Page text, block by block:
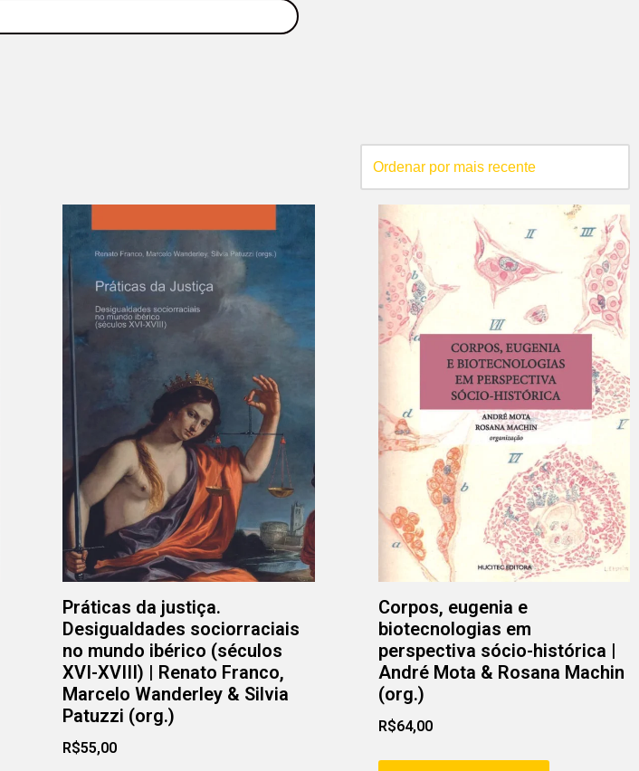
Práticas da justiça.
Desigualdades sociorraciais
no mundo ibérico (séculos
XVI-XVIII) | Renato Franco,
Marcelo Wanderley & Silvia
Patuzzi (org.)
R$55,00
Corpos, eugenia e
biotecnologias em
perspectiva sócio-histórica |
André Mota & Rosana Machin
(org.)
R$64,00